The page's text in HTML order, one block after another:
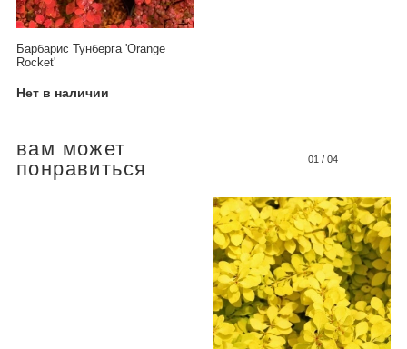
Барбарис Тунберга 'Orange
Rocket'
Нет в наличии
вам может
понравиться
01 / 04